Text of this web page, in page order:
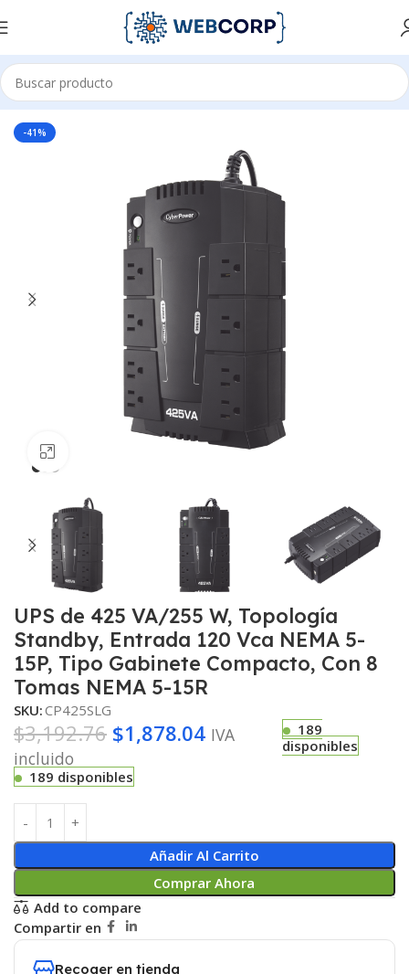
Inicio ACCESORIOS PARA OFICINA ENERGIA UPS
-41%
UPS de 425 VA/255 W, Topología
Standby, Entrada 120 Vca NEMA 5-
15P, Tipo Gabinete Compacto, Con 8
Tomas NEMA 5-15R
SKU:CP425SLG
$3,192.76 $1,878.04 IVA
incluido
189
disponibles
189 disponibles
Añadir Al Carrito
Comprar Ahora
Add to compare
Compartir en
Recoger en tienda